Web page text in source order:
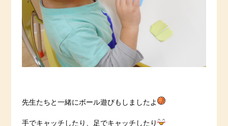
先生たちと一緒にボール遊びもしましたよ
手でキャッチしたり、足でキャッチしたり